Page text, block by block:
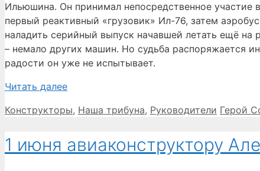
Ильюшина. Он принимал непосредственное участие
первый реактивный «грузовик» Ил-76, затем
наладить серийный выпуск начавшей летать ещё на
– немало других машин. Но судьба распоряжается
радости он уже не испытывает.
Читать далее
Рубрики
Конструкторы, Наша трибуна, Руководители Метки
Герой
1 июня авиаконструктору